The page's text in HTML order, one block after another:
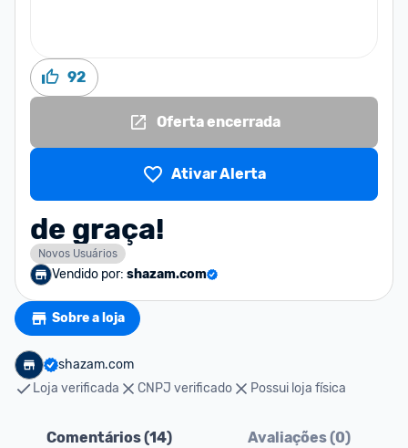
92
Oferta encerrada
Ativar Alerta
de graça!
Novos Usuários
Vendido por: shazam.com
Sobre a loja
shazam.com
Loja verificada
CNPJ verificado Possui loja física
Comentários (14) Avaliações (0)